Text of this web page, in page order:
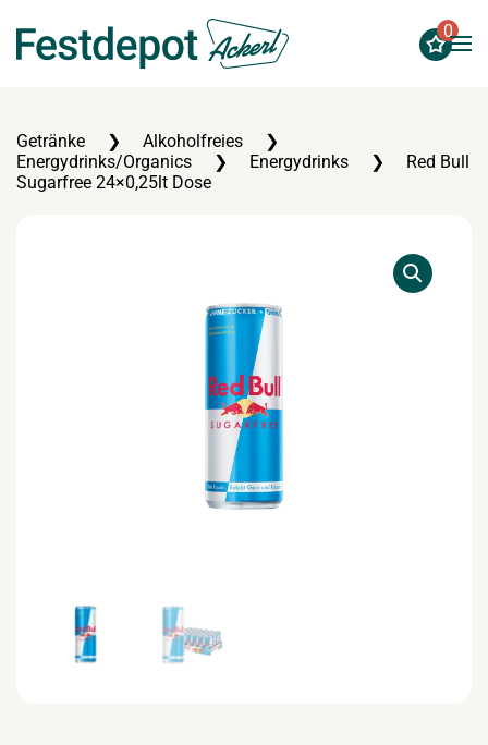
Zum Hauptinhalt springen
0
Getränke
Alkoholfreies
Energydrinks/Organics
Energydrinks
Red Bull
Sugarfree 24×0,25lt Dose